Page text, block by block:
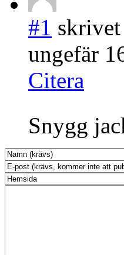
#1
ungefär
Citera
Snygg